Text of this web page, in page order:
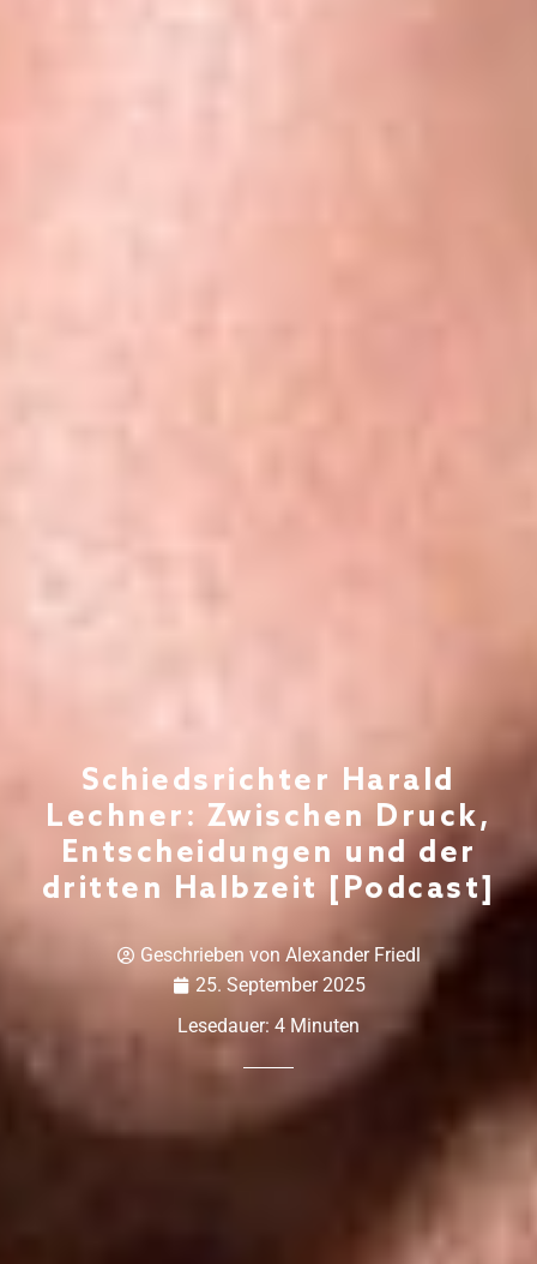
Schiedsrichter Harald
Lechner: Zwischen Druck,
Entscheidungen und der
dritten Halbzeit [Podcast]
Geschrieben von Alexander Friedl
25. September 2025
Lesedauer: 4 Minuten